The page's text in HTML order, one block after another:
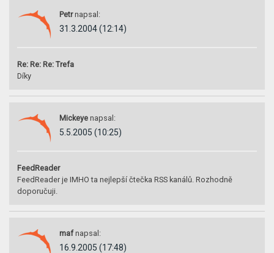
Petr napsal:
31.3.2004 (12:14)
Re: Re: Re: Trefa
Díky
Mickeye napsal:
5.5.2005 (10:25)
FeedReader
FeedReader je IMHO ta nejlepší čtečka RSS kanálů. Rozhodně
doporučuji.
maf napsal:
16.9.2005 (17:48)